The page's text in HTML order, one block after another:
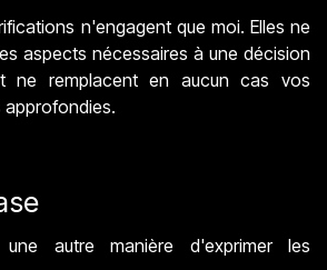
n'engagent que moi. Elles ne
aspects nécessaires à une décision
ne remplacent en aucun cas vos
une autre manière d'exprimer les